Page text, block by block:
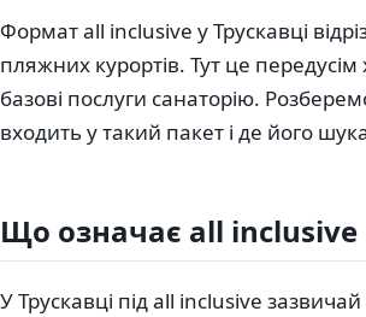
Формат all inclusive у Трускавці
пляжних курортів. Тут це
базові послуги санаторію.
входить у такий пакет і де його
Що означає all inclusive
У Трускавці під all inclusive